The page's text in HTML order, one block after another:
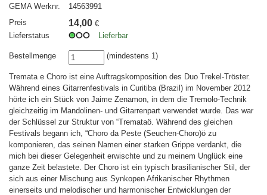
GEMA Werknr.
14563991
Preis
14,00 €
Lieferstatus
Lieferbar
Bestellmenge (mindestens 1)
Tremata e Choro ist eine Auftragskomposition des Duo Trekel-Tröster.
Während eines Gitarrenfestivals in Curitiba (Brazil) im November 2012
hörte ich ein Stück von Jaime Zenamon, in dem die Tremolo-Technik
gleichzeitig im Mandolinen- und Gitarrenpart verwendet wurde. Das war
der Schlüssel zur Struktur von “Tremataö. Während des gleichen
Festivals begann ich, “Choro da Peste (Seuchen-Choro)ö zu
komponieren, das seinen Namen einer starken Grippe verdankt, die
mich bei dieser Gelegenheit erwischte und zu meinem Unglück eine
ganze Zeit belastete. Der Choro ist ein typisch brasilianischer Stil, der
sich aus einer Mischung aus Synkopen Afrikanischer Rhythmen
einerseits und melodischer und harmonischer Entwicklungen der